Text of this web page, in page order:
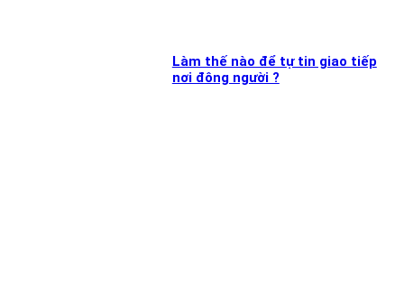
Làm thế nào để tự tin giao tiếp
nơi đông người ?